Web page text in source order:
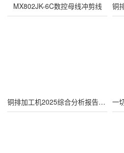
MX802JK-6C数控母线冲剪线
铜排加工机2025综合分析报告：选型指南与市场洞察